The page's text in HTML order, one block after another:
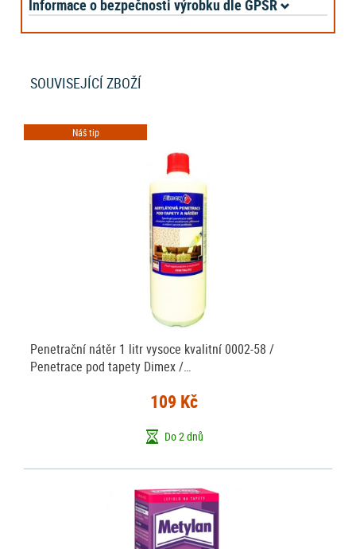
Informace o bezpečnosti výrobku dle GPSR
SOUVISEJÍCÍ ZBOŽÍ
Náš tip
Penetrační nátěr 1 litr vysoce kvalitní 0002-58 /
Penetrace pod tapety Dimex /…
109 Kč
Do 2 dnů